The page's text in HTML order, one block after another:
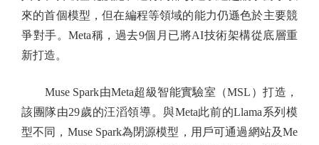
來的首個模型，但在編程等領域的能力仍遜色於主要競
爭對手。Meta稱，過去9個月已將AI技術架構從底層重
新打造。
Muse Spark由Meta超級智能實驗室（MSL）打造，
該團隊由29歲的汪滔領導。與Meta此前的Llama系列模
型不同，Muse Spark為閉源模型，用戶可通過網站及Me